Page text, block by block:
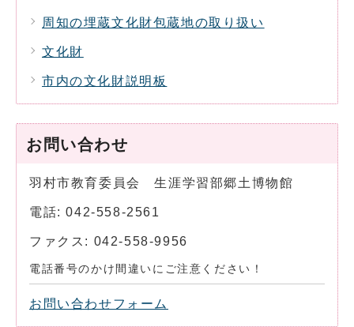
周知の埋蔵文化財包蔵地の取り扱い
文化財
市内の文化財説明板
お問い合わせ
羽村市教育委員会 生涯学習部郷土博物館
電話: 042-558-2561
ファクス: 042-558-9956
電話番号のかけ間違いにご注意ください！
お問い合わせフォーム